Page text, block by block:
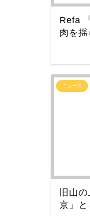
Refa
肉を
ニュース
旧山
京」